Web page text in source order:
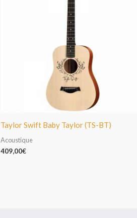
Taylor Swift Baby Taylor (TS-BT)
Acoustique
409,00€